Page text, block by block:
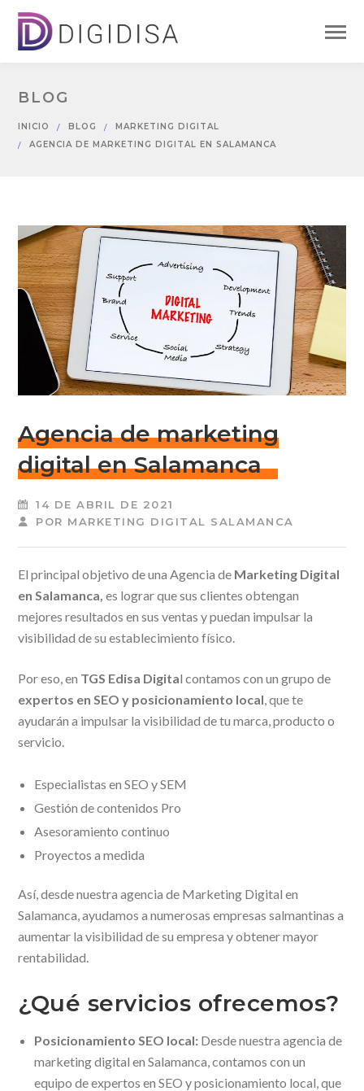
BLOG
INICIO BLOG
MARKETING DIGITAL
AGENCIA DE MARKETING DIGITAL EN SALAMANCA
Agencia de marketing
digital en Salamanca
14 DE ABRIL DE 2021
POR MARKETING DIGITAL SALAMANCA
El principal objetivo de una Agencia de Marketing Digital
en Salamanca,es lograr que sus clientes obtengan
mejores resultados en sus ventas y puedan impulsar la
visibilidad de su establecimiento físico.
Por eso, en TGS Edisa Digital contamos con un grupo de
expertos en SEO y posicionamiento local, que te
ayudarán a impulsar la visibilidad de tu marca, producto o
servicio.
Especialistas en SEO y SEM
Gestión de contenidos Pro
Asesoramiento continuo
Proyectos a medida
Así, desde nuestra agencia de Marketing Digital en
Salamanca, ayudamos a numerosas empresas salmantinas a
aumentar la visibilidad de su empresa y obtener mayor
rentabilidad.
¿Qué servicios ofrecemos?
Posicionamiento SEO local: Desde nuestra agencia de
marketing digital en Salamanca, contamos con un
equipo de expertos en SEO y posicionamiento local, que